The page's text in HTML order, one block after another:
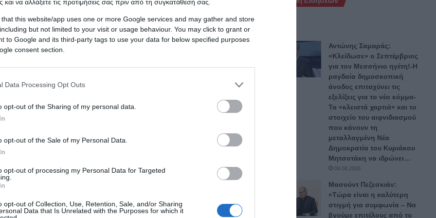
και να αλλάξετε τις προτιμήσεις σας πριν από τη συγκατάθεσή σας.
that this website/app uses one or more Google services and may gather and store
but not limited to your visit or usage behaviour. You may click to grant or
to Google and its third-party tags to use your data for below specified purposes
consent section.
Data Processing Opt Outs
opt-out of the Sharing of my personal data.
opt-out of the Sale of my Personal Data.
opt-out of processing my Personal Data for Targeted
opt-out of Collection, Use, Retention, Sale, and/or Sharing
Data that Is Unrelated with the Purposes for which it
των Πεταλιών από την Grivalia και το project του
που έχει σκοπό την κατασκευή θέρετρου για τα μέλη
επιτυχημένων πωλήσεων.
επένδυση, όπως αναφέρουν
αγορά προσφέρονται ιδιωτικά νησιά που οι τιμές τους
μιας μονοκατοικίας ή ενός πολυτελούς διαμερίσματος
παραλιακό μέτωπο για κατοικίες from scratch ή
15 χιλ. ευρώ ανά τ.μ. ανάλογα με τη θέα και τις παροχές του
αυτές που ζητούνται για τις πολυτελείς κατοικίες στη
Αντώνης Σαμαράς:
«Κλείδωσε» ο Σεπτέμβριος
για τον Μεσσήνιο ηγέτη!-Η
ραγδαία δημοσκοπική
άνοδος επιταχύνει τις
εξελίξεις για το νέο κόμμα-
Τα «κλειστά χαρτιά» και το
στοιχείο του αιφνιδιασμού
που κάνουν τη
μεταλλαγμένη Νέα
Δημοκρατία του Κυριάκου
Μητσοτάκη να ιδρώνει…
09.08.2026
Μασούντ Πεζεσκιάν:
«Τώρα είναι η καλύτερη
στιγμή για συμφωνία – Να
βγούμε επιτέλους από το